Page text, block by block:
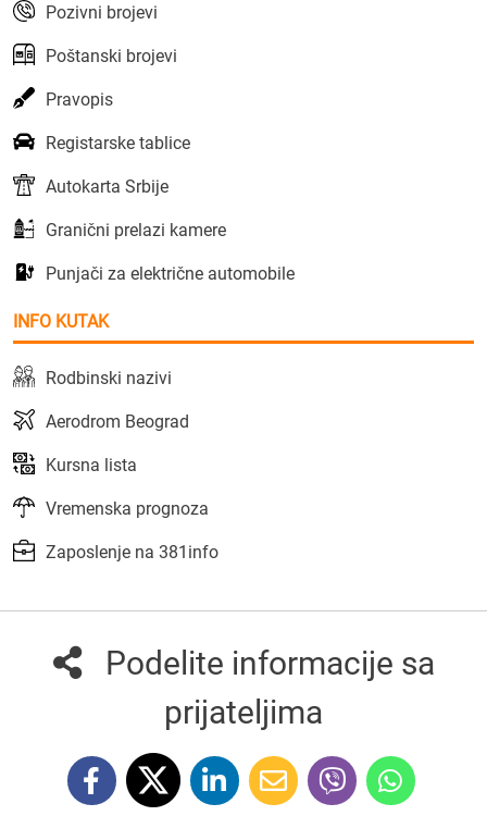
Pozivni brojevi
Poštanski brojevi
Pravopis
Registarske tablice
Autokarta Srbije
Granični prelazi kamere
Punjači za električne automobile
INFO KUTAK
Rodbinski nazivi
Aerodrom Beograd
Kursna lista
Vremenska prognoza
Zaposlenje na 381info
Podelite informacije sa
prijateljima